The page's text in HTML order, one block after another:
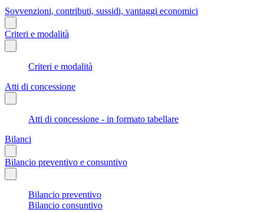
Sovvenzioni, contributi, sussidi, vantaggi economici
Criteri e modalità
Criteri e modalità
Atti di concessione
Atti di concessione - in formato tabellare
Bilanci
Bilancio preventivo e consuntivo
Bilancio preventivo
Bilancio consuntivo